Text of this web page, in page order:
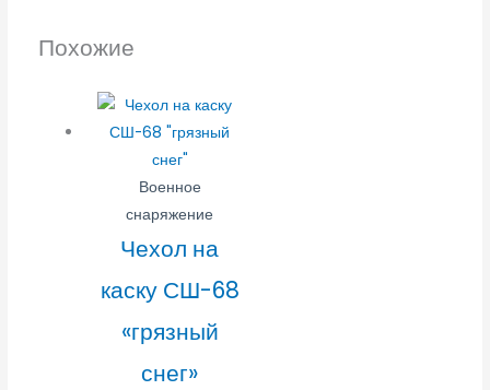
Похожие
Военное
снаряжение
Чехол на
каску СШ-68
«грязный
снег»